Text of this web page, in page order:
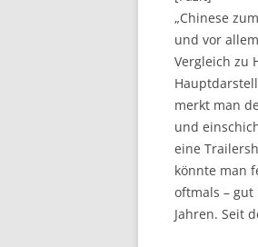
„Chinese
und vor
Vergleich zu
merkt man
und
eine
könnte man
oftmals –
Jahren. Seit